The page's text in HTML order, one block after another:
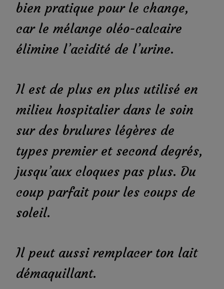
bien pratique pour le change,
car le mélange oléo-calcaire
élimine l’acidité de l’urine.
Il est de plus en plus utilisé en
milieu hospitalier dans le soin
sur des brulures légères de
types premier et second degrés,
jusqu’aux cloques pas plus. Du
coup parfait pour les coups de
soleil.
Il peut aussi remplacer ton lait
démaquillant.